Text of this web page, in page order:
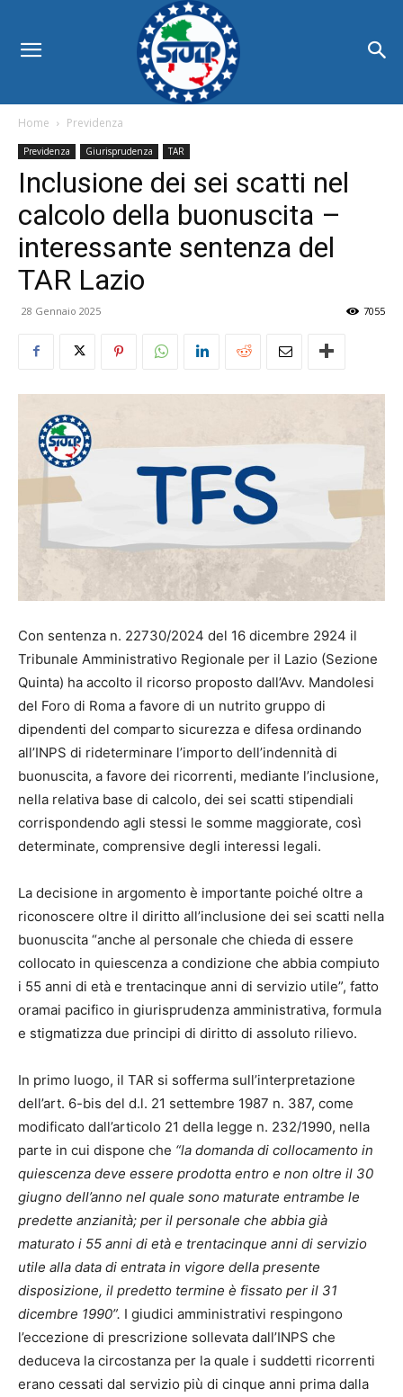
Home Previdenza
Previdenza Giurisprudenza TAR
Inclusione dei sei scatti nel
calcolo della buonuscita –
interessante sentenza del
TAR Lazio
28 Gennaio 2025 7055
Con sentenza n. 22730/2024 del 16 dicembre 2924 il
Tribunale Amministrativo Regionale per il Lazio (Sezione
Quinta) ha accolto il ricorso proposto dall’Avv. Mandolesi
del Foro di Roma a favore di un nutrito gruppo di
dipendenti del comparto sicurezza e difesa ordinando
all’INPS di rideterminare l’importo dell’indennità di
buonuscita, a favore dei ricorrenti, mediante l’inclusione,
nella relativa base di calcolo, dei sei scatti stipendiali
corrispondendo agli stessi le somme maggiorate, così
determinate, comprensive degli interessi legali.
La decisione in argomento è importante poiché oltre a
riconoscere oltre il diritto all’inclusione dei sei scatti nella
buonuscita “anche al personale che chieda di essere
collocato in quiescenza a condizione che abbia compiuto
i 55 anni di età e trentacinque anni di servizio utile”, fatto
oramai pacifico in giurisprudenza amministrativa, formula
e stigmatizza due principi di diritto di assoluto rilievo.
In primo luogo, il TAR si sofferma sull’interpretazione
dell’art. 6-bis del d.l. 21 settembre 1987 n. 387, come
modificato dall’articolo 21 della legge n. 232/1990, nella
parte in cui dispone che “la domanda di collocamento in
quiescenza deve essere prodotta entro e non oltre il 30
giugno dell’anno nel quale sono maturate entrambe le
predette anzianità; per il personale che abbia già
maturato i 55 anni di età e trentacinque anni di servizio
utile alla data di entrata in vigore della presente
disposizione, il predetto termine è fissato per il 31
dicembre 1990”. I giudici amministrativi respingono
l’eccezione di prescrizione sollevata dall’INPS che
deduceva la circostanza per la quale i suddetti ricorrenti
erano cessati dal servizio più di cinque anni prima dalla